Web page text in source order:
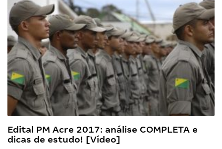
Edital PM Acre 2017: análise COMPLETA e
dicas de estudo! [Vídeo]